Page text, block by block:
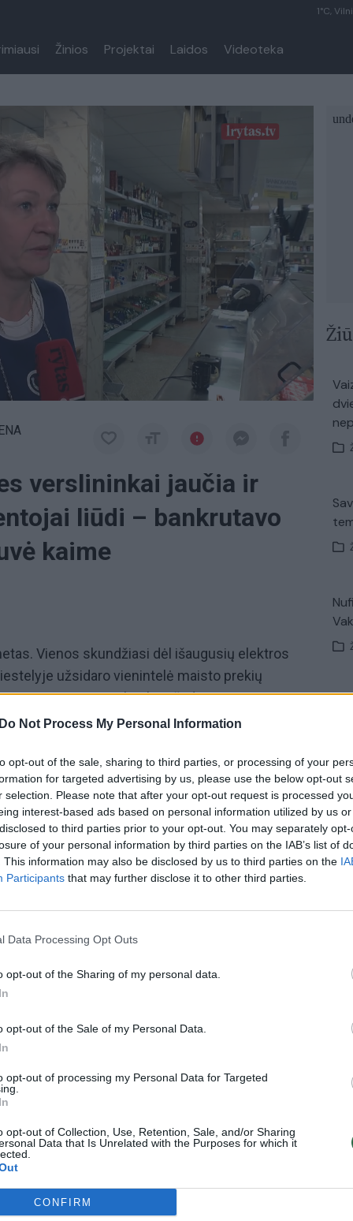
Do Not Process My Personal Information
opt-out of the sale, sharing to third parties, or processing of your
for targeted advertising by us, please use the below opt-out
selection. Please note that after your opt-out request is processed
interest-based ads based on personal information utilized by us
to third parties prior to your opt-out. You may separately
of your personal information by third parties on the IAB’s list of
This information may also be disclosed by us to third parties on the
Participants that may further disclose it to other third parties.
Data Processing Opt Outs
opt-out of the Sharing of my personal data.
opt-out of the Sale of my Personal Data.
opt-out of processing my Personal Data for Targeted
opt-out of Collection, Use, Retention, Sale, and/or Sharing
Data that Is Unrelated with the Purposes for which it
CONFIRM
1°C,
Žinios Projektai Laidos Videoteka
verslininkai jaučia ir
liūdi – bankrutavo
kaime
Vienos skundžiasi dėl išaugusių elektros
užsidaro vienintelė maisto prekių
Jis negavo valstybės žadėtos
todėl, kadparduotuvėprekiauja alkoholiu.
tokioms
Ekonomikos ir inovacijų, darbo ir socialinės
parduotuvė Bankrotas karantinas
Karšta A. Kasparavičiaus ir Ž Pavilionio
diskusija: Rusija – Europos šeimos narė?
pavojingą įprotį: tą daro daugiau nei pusė